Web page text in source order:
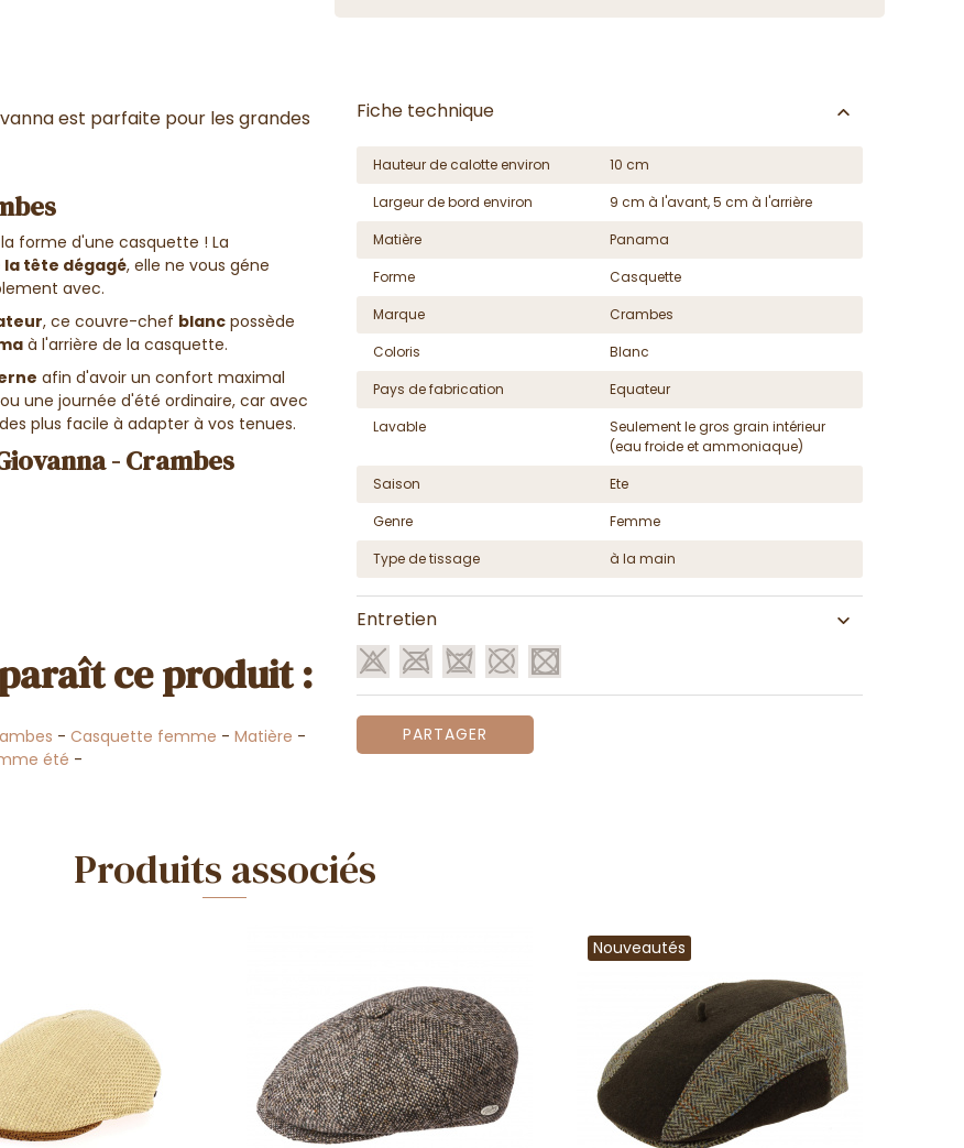
est parfaite pour les grandes
forme d'une casquette ! La
tête dégagé, elle ne vous géne
avec.
, ce couvre-chef blanc possède
à l'arrière de la casquette.
afin d'avoir un confort maximal
une journée d'été ordinaire, car avec
plus facile à adapter à vos tenues.
- Crambes
ce produit :
- Casquette femme - Matière -
été -
Fiche technique
Hauteur de calotte environ
10 cm
Largeur de bord environ
9 cm à l'avant, 5 cm à l'arrière
Matière
Panama
Forme
Casquette
Marque
Crambes
Coloris
Blanc
Pays de fabrication
Equateur
Lavable
Seulement le gros grain intérieur
(eau froide et ammoniaque)
Saison
Ete
Genre
Femme
Type de tissage
à la main
Entretien
PARTAGER
Produits associés
Nouveautés